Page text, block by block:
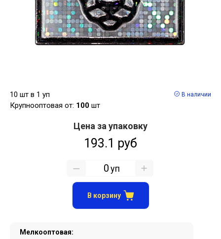
10 шт в 1 уп
Крупнооптовая от: 100 шт
В наличии
Мелкооптовая:
Цена за упаковку
193.1 руб
уп
В корзину